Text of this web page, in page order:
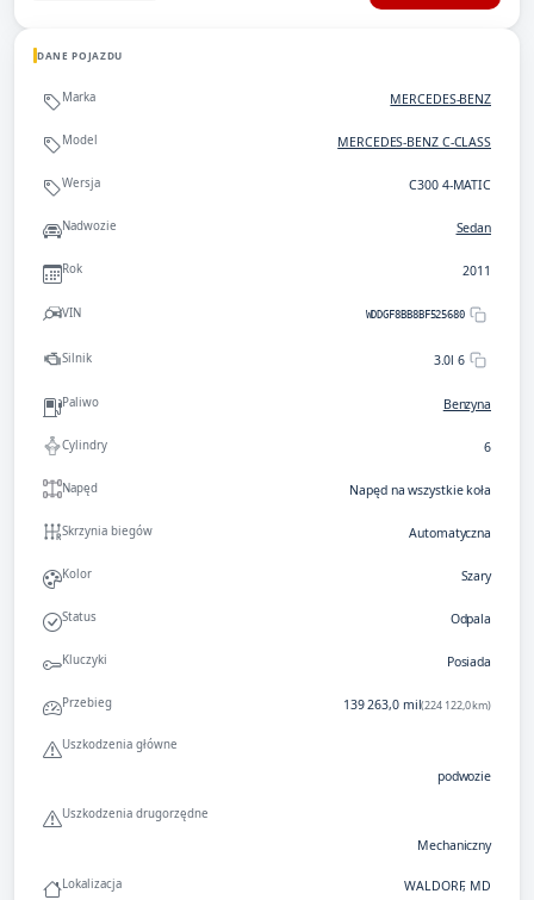
DANE POJAZDU
Marka MERCEDES-BENZ
Model MERCEDES-BENZ C-CLASS
Wersja C300 4-MATIC
Nadwozie Sedan
Rok 2011
VIN WDDGF8BB8BF525680
Silnik 3.0l 6
Paliwo Benzyna
Cylindry 6
Napęd Napęd na wszystkie koła
Skrzynia biegów Automatyczna
Kolor Szary
Status Odpala
Kluczyki Posiada
Przebieg 139 263,0 mil(224 122,0 km)
Uszkodzenia główne
podwozie
Uszkodzenia drugorzędne
Mechaniczny
Lokalizacja WALDORF, MD